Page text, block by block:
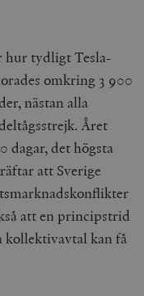
hur tydligt Tesla-
omkring 3 900
nästan alla
Året
dagar, det högsta
att Sverige
att en principstrid
kollektivavtal kan få